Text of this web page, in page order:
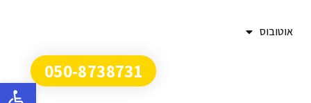
אוטובוס
050-8738731